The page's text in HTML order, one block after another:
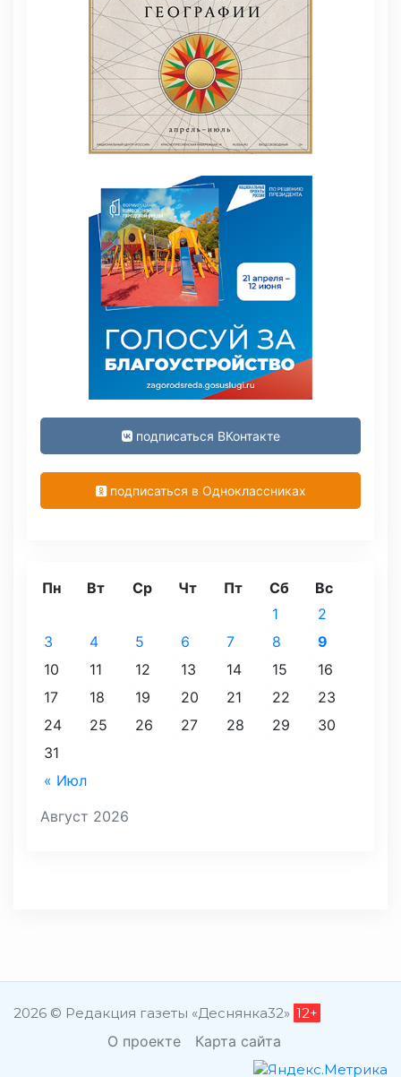
подписаться ВКонтакте
подписаться в Одноклассниках
Август 2026
Пн Вт Ср Чт Пт Сб Вс
« Июл
1
2
3
4 5 6 7 8
9
10
11 12 13 14 15
16
17
18 19 20 21 22
23
24
25 26 27 28 29
30
31
2026 © Редакция газеты «Деснянка32» 12+
О проекте Карта сайта